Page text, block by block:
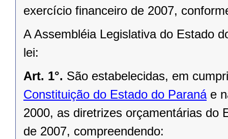
exercício financeiro de 2007,
A Assembléia Legislativa do Estado
lei:
Art. 1°. São estabelecidas, em
Constituição do Estado do Paranáe
2000, as diretrizes orçamentárias do
de 2007, compreendendo: